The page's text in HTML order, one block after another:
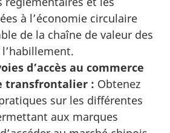
à l’économie circulaire
de la chaîne de valeur des
d’accès au commerce
transfrontalier : Obtenez
sur les différentes
aux marques